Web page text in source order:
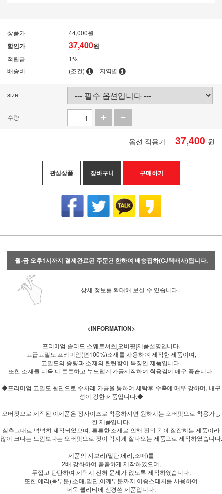
상품가 44,000원
할인가 37,400원
적립금
1%
배송비
(조건) 지역별
size
수량
옵션 적용가 37,400 원
관심상품 장바구니 구매하기
월-금 오후1시까지 결제완료된 주문건 한하여 배송집하(CJ택배사)됩니다.
상세 정보를 확대해 보실 수 있습니다.
<INFORMATION>
프리미엄 솔리드 스웨트셔츠[오버핏]제품설명입니다.
고급고밀도 프리미엄(면100%)소재를 사용하여 제작한 제품이며,
고밀도의 중량과 소재의 탄탄함이 특징인 제품입니다.
또한 소재를 더욱 더 튼튼하고 부드럽게 가공제작하여 착용감이 매우 좋습니다.
◆프리미엄 고밀도 원단으로 수차례 가공을 통하여 세탁후 수축에 매우 강하며, 내구
성이 강한 제품입니다.◆
오버핏으로 제작된 이제품은 정사이즈로 착용하시면 원하시는 오버핏으로 착용가능
한 제품입니다.
실측그대로 넉넉히 제작되었으며, 튼튼한 소재로 인해 핏의 각이 잘잡히는 제품이라
많이 크다는 느낌보다는 오버핏으로 핏이 각지게 잘나오는 제품으로 제작하였습니다.
제품의 시보리(밑단,에리,소매)를
2배 강화하여 촘촘하게 제작하였으며,
두껍고 탄탄하여 세탁시 전혀 문제가 없도록 제작하였습니다.
또한 에리(목부분),소매,밑단,어께부분까지 이중스테치를 사용하여
더욱 퀄리티에 신경쓴 제품입니다.